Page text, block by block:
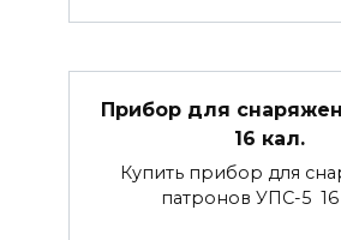
Прибор для
16 кал.
Купить прибор для
патронов УПС-5 16